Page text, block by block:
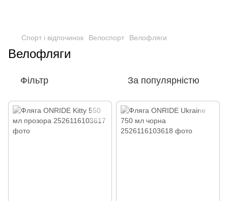
Спорт і відпочинок Велоспорт Велофляги
Велофляги
Фільтр За популярністю